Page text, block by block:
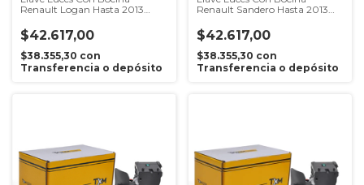
Renault Logan Hasta 2013
$42.617,00
$38.355,30 con
Transferencia o depósito
Renault Sandero Hasta 2013
$42.617,00
$38.355,30 con
Transferencia o depósito